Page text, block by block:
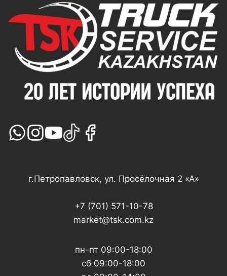
г.Петропавловск, ул. Просёлочная 2 «А»
+7 (701) 571-10-78
market@tsk.com.kz
пн-пт 09:00-18:00
сб 09:00-18:00